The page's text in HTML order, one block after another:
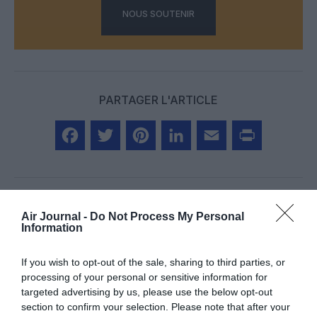
Air Journal - Do Not Process My Personal
Information
If you wish to opt-out of the sale, sharing to third parties, or
processing of your personal or sensitive information for
targeted advertising by us, please use the below opt-out
section to confirm your selection. Please note that after your
NOUS SOUTENIR
PARTAGER L'ARTICLE
LAISSER UN COMMENTAIRE